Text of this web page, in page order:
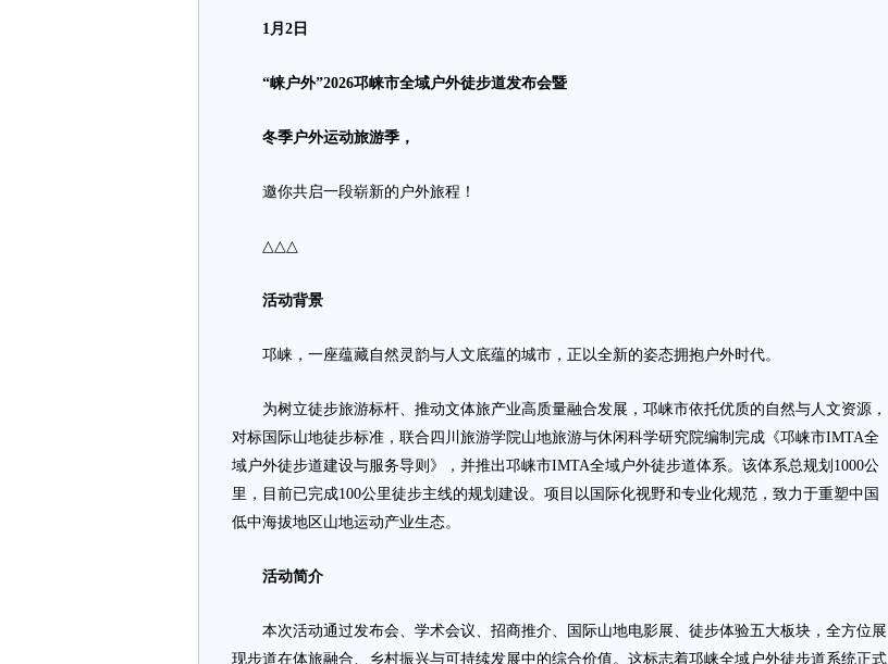
1月2日
“崃户外”2026邛崃市全域户外徒步道发布会暨
冬季户外运动旅游季，
邀你共启一段崭新的户外旅程！
△△△
活动背景
邛崃，一座蕴藏自然灵韵与人文底蕴的城市，正以全新的姿态拥抱户外时代。
为树立徒步旅游标杆、推动文体旅产业高质量融合发展，邛崃市依托优质的自然与人文资源，
对标国际山地徒步标准，联合四川旅游学院山地旅游与休闲科学研究院编制完成《邛崃市IMTA全
域户外徒步道建设与服务导则》，并推出邛崃市IMTA全域户外徒步道体系。该体系总规划1000公
里，目前已完成100公里徒步主线的规划建设。项目以国际化视野和专业化规范，致力于重塑中国
低中海拔地区山地运动产业生态。
活动简介
本次活动通过发布会、学术会议、招商推介、国际山地电影展、徒步体验五大板块，全方位展
现步道在体旅融合、乡村振兴与可持续发展中的综合价值。这标志着邛崃全域户外徒步道系统正式